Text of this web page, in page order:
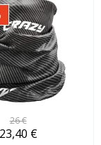
26 €
23,40 €